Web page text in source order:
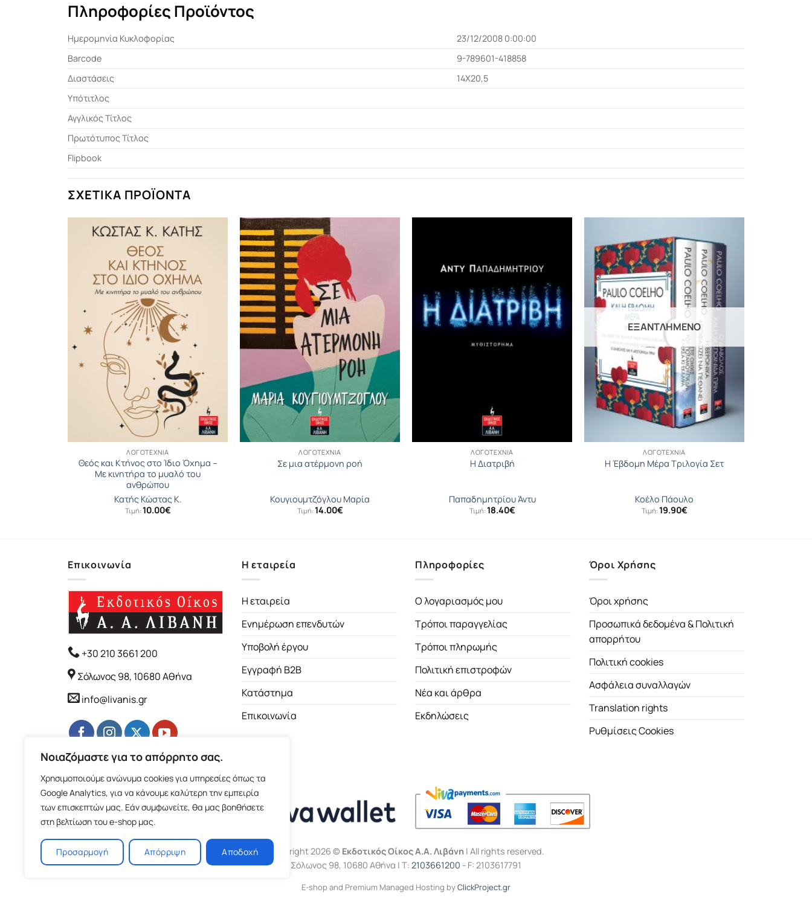
Νοιαζόμαστε για το απόρρητο σας.
Χρησιμοποιούμε ανώνυμα cookies για υπηρεσίες όπως τα
Google Analytics, για να κάνουμε καλύτερη την εμπειρία
των επισκεπτών μας. Εάν συμφωνείτε, θα μας βοηθήσετε
στη βελτίωση του e-shop μας.
Προσαρμογή Απόρριψη Αποδοχή
Πληροφορίες Προϊόντος
Ημερομηνία Κυκλοφορίας
23/12/2008 0:00:00
Barcode
9-789601-418858
Διαστάσεις
14Χ20,5
Υπότιτλος
Αγγλικός Τίτλος
Πρωτότυπος Τίτλος
Flipbook
ΣΧΕΤΙΚΆ ΠΡΟΪΌΝΤΑ
ΛΟΓΟΤΕΧΝΊΑ
Θεός και Κτήνος στο Ίδιο Όχηµα –
Με κινητήρα το μυαλό του
ανθρώπου
Κατής Κώστας Κ.
Τιμή:10.00€
ΛΟΓΟΤΕΧΝΊΑ
Σε μια ατέρμονη ροή
Κουγιουµτζόγλου Μαρία
Τιμή:14.00€
ΛΟΓΟΤΕΧΝΊΑ
Η Διατριβή
Παπαδημητρίου Άντυ
Τιμή:18.40€
ΕΞΑΝΤΛΗΜΈΝΟ
ΛΟΓΟΤΕΧΝΊΑ
Η Έβδομη Μέρα Τριλογία Σετ
Κοέλο Πάουλο
Τιμή:19.90€
Επικοινωνία
+30 210 3661 200
Σόλωνος 98, 10680 Αθήνα
info@livanis.gr
Η εταιρεία
Η εταιρεία
Ενημέρωση επενδυτών
Υποβολή έργου
Εγγραφή B2B
Κατάστημα
Επικοινωνία
Πληροφορίες
Ο λογαριασμός μου
Τρόποι παραγγελίας
Τρόποι πληρωμής
Πολιτική επιστροφών
Νέα και άρθρα
Εκδηλώσεις
Όροι Χρήσης
Όροι χρήσης
Προσωπικά δεδομένα & Πολιτική
απορρήτου
Πολιτική cookies
Ασφάλεια συναλλαγών
Translation rights
Ρυθμίσεις Cookies
Copyright 2026 © Εκδοτικός Οίκος Α.Α. Λιβάνη | All rights reserved.
Σόλωνος 98, 10680 Αθήνα | Τ: 2103661200 - F: 2103617791
E-shop and Premium Managed Hosting byClickProject.gr